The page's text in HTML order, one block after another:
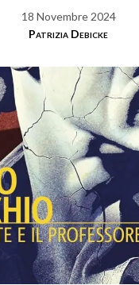
18 Novembre 2024
Patrizia Debicke